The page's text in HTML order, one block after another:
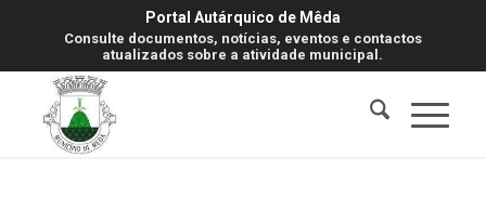
Portal Autárquico de Mêda
Consulte documentos, notícias, eventos e contactos
atualizados sobre a atividade municipal.